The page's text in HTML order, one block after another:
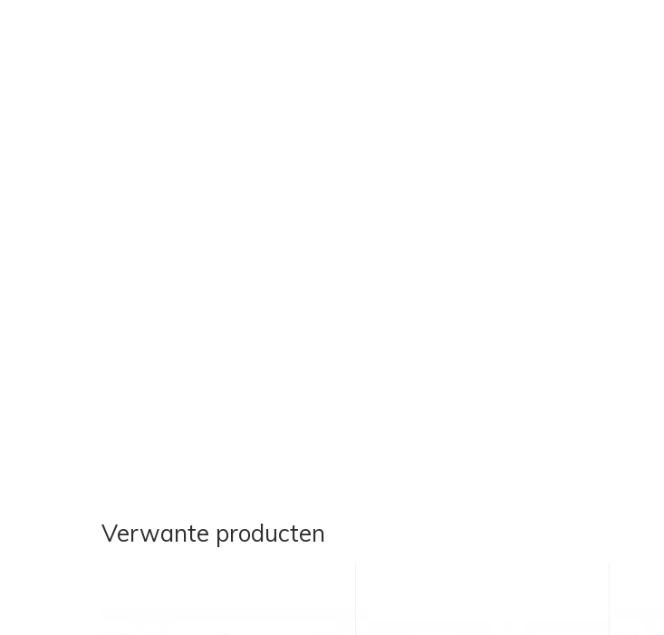
Verwante producten